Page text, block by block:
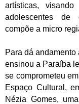
artísticas,
adolescentes de
compõe a micro
Para dá
ensinou a Paraíba
se comprometeu
Espaço Cultural,
Nézia Gomes,